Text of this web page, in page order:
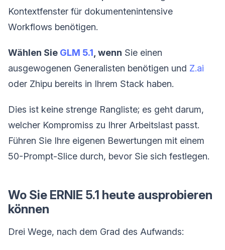
Kontextfenster für dokumentenintensive
Workflows benötigen.
Wählen Sie GLM 5.1, wenn Sie einen
ausgewogenen Generalisten benötigen und Z.ai
oder Zhipu bereits in Ihrem Stack haben.
Dies ist keine strenge Rangliste; es geht darum,
welcher Kompromiss zu Ihrer Arbeitslast passt.
Führen Sie Ihre eigenen Bewertungen mit einem
50-Prompt-Slice durch, bevor Sie sich festlegen.
Wo Sie ERNIE 5.1 heute ausprobieren
können
Drei Wege, nach dem Grad des Aufwands: